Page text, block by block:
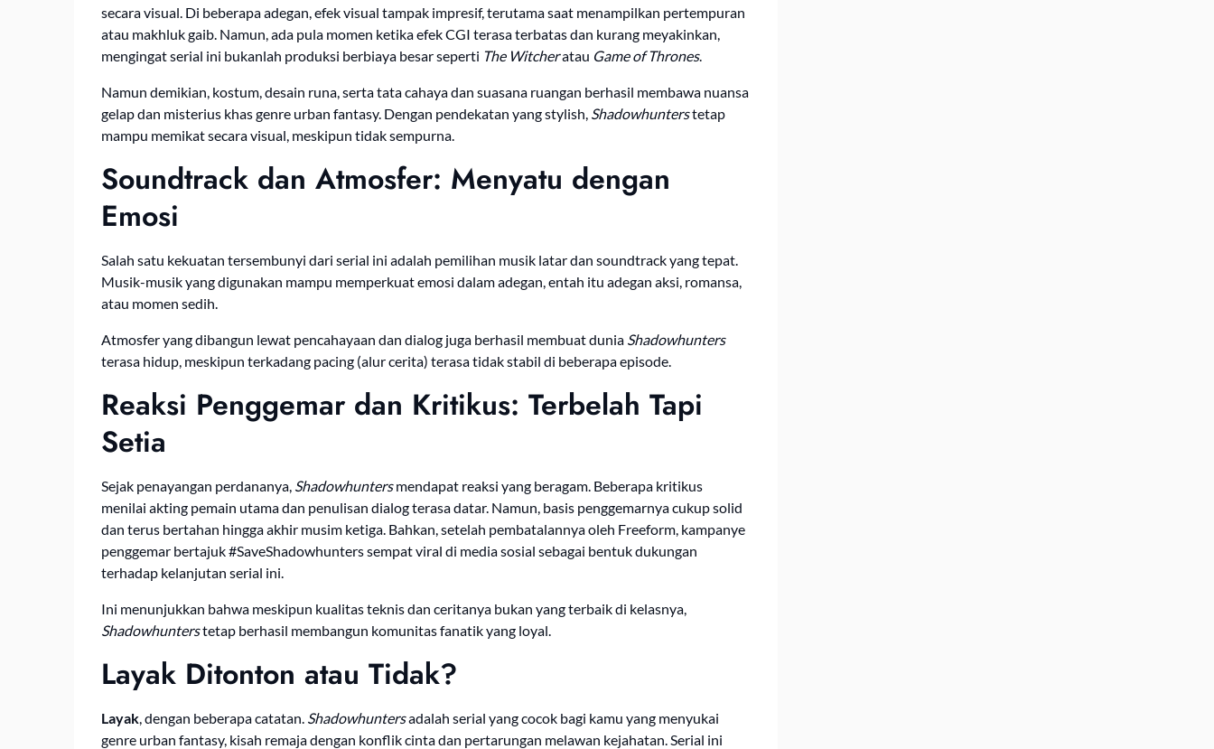
secara visual. Di beberapa adegan, efek visual tampak impresif, terutama saat menampilkan pertempuran
atau makhluk gaib. Namun, ada pula momen ketika efek CGI terasa terbatas dan kurang meyakinkan,
mengingat serial ini bukanlah produksi berbiaya besar seperti The Witcheratau Game of Thrones.
Namun demikian, kostum, desain runa, serta tata cahaya dan suasana ruangan berhasil membawa nuansa
gelap dan misterius khas genre urban fantasy. Dengan pendekatan yang stylish, Shadowhunterstetap
mampu memikat secara visual, meskipun tidak sempurna.
Soundtrack dan Atmosfer: Menyatu dengan
Emosi
Salah satu kekuatan tersembunyi dari serial ini adalah pemilihan musik latar dan soundtrack yang tepat.
Musik-musik yang digunakan mampu memperkuat emosi dalam adegan, entah itu adegan aksi, romansa,
atau momen sedih.
Atmosfer yang dibangun lewat pencahayaan dan dialog juga berhasil membuat dunia Shadowhunters
terasa hidup, meskipun terkadang pacing (alur cerita) terasa tidak stabil di beberapa episode.
Reaksi Penggemar dan Kritikus: Terbelah Tapi
Setia
Sejak penayangan perdananya, Shadowhuntersmendapat reaksi yang beragam. Beberapa kritikus
menilai akting pemain utama dan penulisan dialog terasa datar. Namun, basis penggemarnya cukup solid
dan terus bertahan hingga akhir musim ketiga. Bahkan, setelah pembatalannya oleh Freeform, kampanye
penggemar bertajuk #SaveShadowhunters sempat viral di media sosial sebagai bentuk dukungan
terhadap kelanjutan serial ini.
Ini menunjukkan bahwa meskipun kualitas teknis dan ceritanya bukan yang terbaik di kelasnya,
Shadowhunterstetap berhasil membangun komunitas fanatik yang loyal.
Layak Ditonton atau Tidak?
Layak, dengan beberapa catatan. Shadowhuntersadalah serial yang cocok bagi kamu yang menyukai
genre urban fantasy, kisah remaja dengan konflik cinta dan pertarungan melawan kejahatan. Serial ini